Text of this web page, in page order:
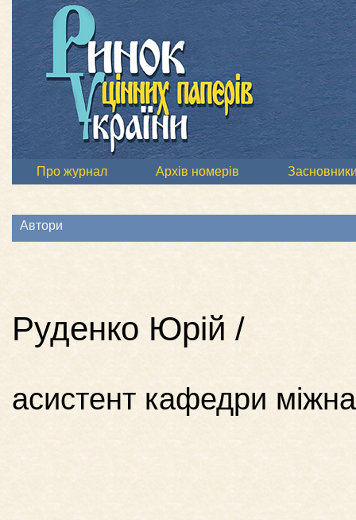
Про журнал Архів номерів
Автори
Руденко Юрій /
асистент кафедри